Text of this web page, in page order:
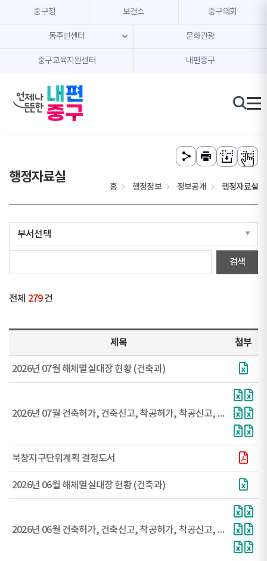
본문 내용 바로가기
주메뉴 바로가기
중구청 보건소 중구의회
동주민센터 문화관광
중구교육지원센터 내편중구
행정자료실
홈 행정정보 정보공개 행정자료실
전체 279 건
제목 첨부
2026년 07월 해체멸실대장 현황 (건축과)
2026년 07월 건축허가, 건축신고, 착공허가, 착공신고, 사용승인허가, 사용승인신고 현황
북창지구단위계획 결정도서
2026년 06월 해체멸실대장 현황 (건축과)
2026년 06월 건축허가, 건축신고, 착공허가, 착공신고, 사용승인허가, 사용승인신고 현황